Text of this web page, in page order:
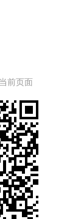
前页面